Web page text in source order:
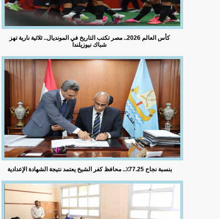
كأس العالم 2026.. مصر تكتب التاريخ في المونديال.. ثلاثية نارية تهز
شباك نيوزيلندا
بنسبة نجاح 77.25٪؜.. محافظ كفر الشيخ يعتمد نتيجة الشهادة الإعدادية